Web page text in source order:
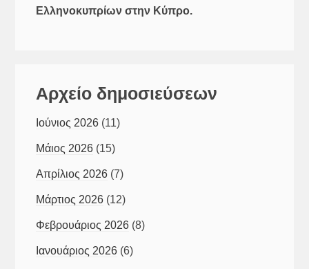
Ελληνοκυπρίων στην Κύπρο.
Αρχείο δημοσιεύσεων
Ιούνιος 2026 (11)
Μάιος 2026 (15)
Απρίλιος 2026 (7)
Μάρτιος 2026 (12)
Φεβρουάριος 2026 (8)
Ιανουάριος 2026 (6)